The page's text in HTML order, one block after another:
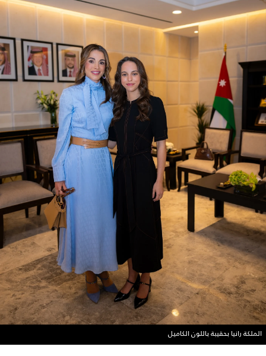
الملكة رانيا بحقيبة باللون الكاميل